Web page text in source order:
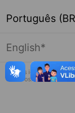
Português
English*
* Esses idiomas serão
terceiros.